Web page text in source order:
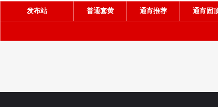
发布站 普通套黄 通宵推荐 通宵固